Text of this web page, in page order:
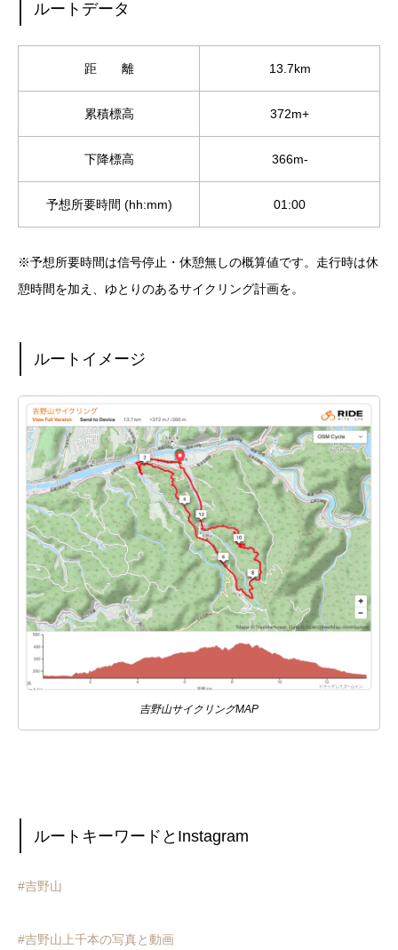
ルートデータ
距 離 13.7km
累積標高 372m+
下降標高 366m-
予想所要時間 (hh:mm) 01:00
※予想所要時間は信号停止・休憩無しの概算値です。走行時は休
憩時間を加え、ゆとりのあるサイクリング計画を。
ルートイメージ
吉野山サイクリングMAP
ルートキーワードとInstagram
#吉野山
#吉野山上千本の写真と動画